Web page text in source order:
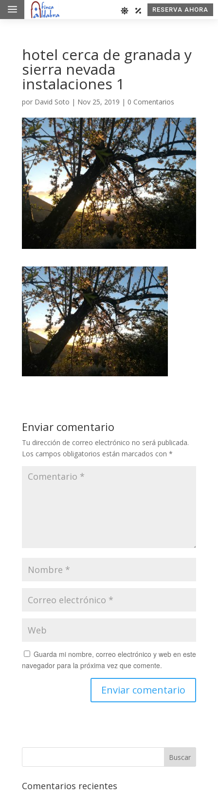
a RESERVA AHORA
hotel cerca de granada y
sierra nevada
instalaciones 1
por David Soto | Nov 25, 2019 | 0 Comentarios
Enviar comentario
Tu dirección de correo electrónico no será publicada.
Los campos obligatorios están marcados con *
Guarda mi nombre, correo electrónico y web en este
navegador para la próxima vez que comente.
Comentarios recientes